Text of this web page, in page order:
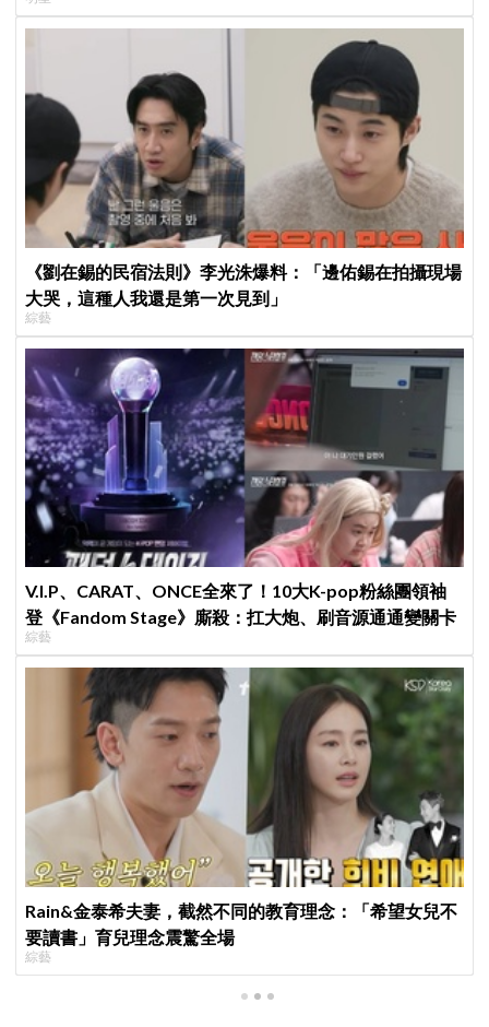
《劉在錫的民宿法則》李光洙爆料：「邊佑錫在拍攝現場
大哭，這種人我還是第一次見到」
綜藝
V.I.P、CARAT、ONCE全來了！10大K-pop粉絲團領袖
登《Fandom Stage》廝殺：扛大炮、刷音源通通變關卡
綜藝
Rain&金泰希夫妻，截然不同的教育理念：「希望女兒不
要讀書」育兒理念震驚全場
綜藝